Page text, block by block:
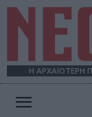
Η ΑΡΧΑΙΟΤΕΡΗ